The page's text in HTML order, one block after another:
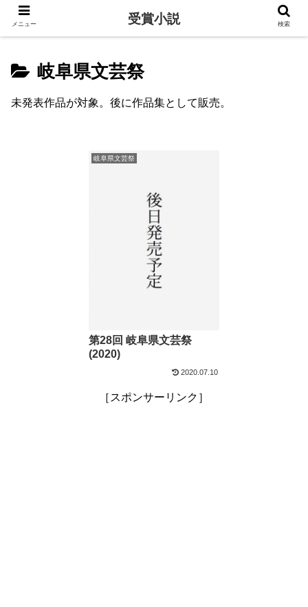
岐阜県文芸祭
未発表作品が対象。後に作品集として販売。
岐阜県文芸祭
第28回 岐阜県文芸祭
(2020)
2020.07.10
［スポンサーリンク］
メニュー 受賞小説 検索